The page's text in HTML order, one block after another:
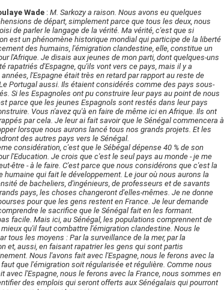
Wade : M. Sarkozy a raison. Nous avons eu quelques
de départ, simplement parce que tous les deux, nous
de parler le langage de la vérité. Ma vérité, c'est que si
est un phénomène historique mondial qui participe de la liberté
des humains, l'émigration clandestine, elle, constitue un
l'Afrique. Je disais aux jeunes de mon parti, dont quelques-uns
rapatriés d'Espagne, qu'ils vont vers ce pays, mais il y a
l'Espagne était très en retard par rapport au reste de
Portugal aussi. Ils étaient considérés comme des pays sous-
Si les Espagnoles ont pu construire leur pays au point de nous
parce que les jeunes Espagnols sont restés dans leur pays
Vous n'avez qu'à en faire de même ici en Afrique. Ils ont
par cela. Je leur ai fait savoir que le Sénégal commencera à
lorsque nous aurons lancé tous nos grands projets. Et les
des autres pays vers le Sénégal.
considération, c'est que le Sébégal dépense 40 % de son
l'Education. Je crois que c'est le seul pays au monde - je me
être - à le faire. C'est parce que nous considérons que c'est la
humaine qui fait le développement. Le jour où nous aurons la
de bacheliers, d'ingénieurs, de professeurs et de savants
pays, les choses changeront d'elles-mêmes. Je ne donne
pour que les gens restent en France. Je leur demande
le sacrifice que le Sénégal fait en les formant.
facile. Mais ici, au Sénégal, les populations comprennent de
qu'il faut combattre l'émigration clandestine. Nous le
tous les moyens : Par la surveillance de la mer, par la
et, aussi, en faisant rapatrier les gens qui sont partis
Nous l'avons fait avec l'Espagne, nous le ferons avec la
faut que l'émigration soit régularisée et régulière. Comme nous
avec l'Espagne, nous le ferons avec la France, nous sommes en
des emplois qui seront offerts aux Sénégalais qui pourront